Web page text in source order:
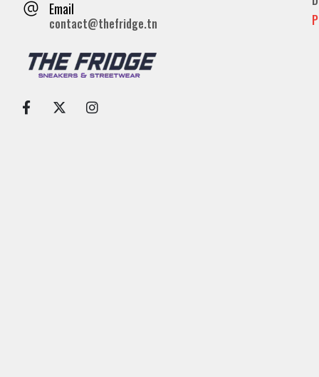
Email
contact@thefridge.tn